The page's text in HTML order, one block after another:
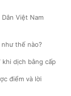
Việt Nam
thế nào?
khi dịch bằng cấp
điểm và lời